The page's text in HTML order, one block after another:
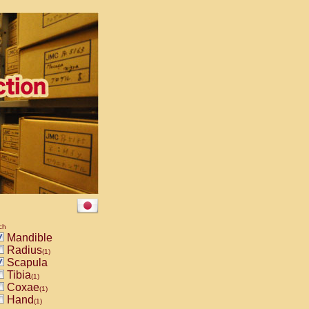
Mandible
Radius(1)
Scapula
Tibia(1)
Coxae(1)
Hand(1)